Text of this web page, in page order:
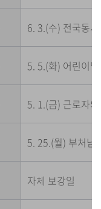
6. 3.(수) 전국동
5. 5.(화) 어린이
5. 1.(금) 근로자
5. 25.(월) 부처님
자체 보강일